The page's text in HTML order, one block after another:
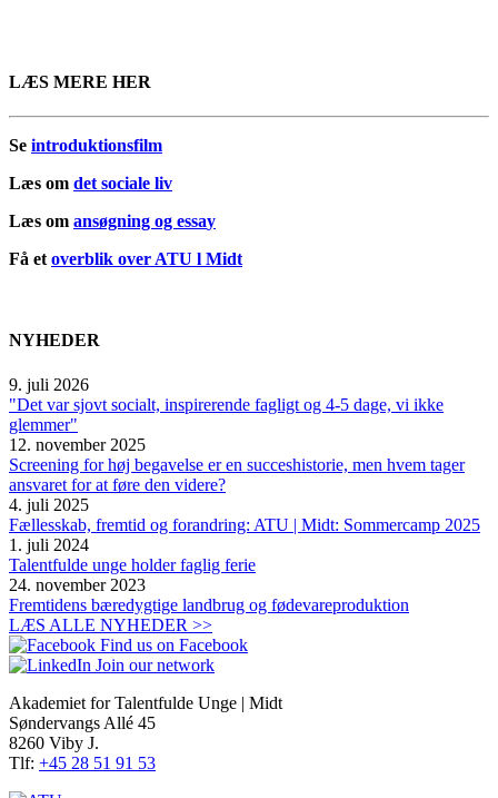
LÆS MERE HER
Se introduktionsfilm
Læs om det sociale liv
Læs om ansøgning og essay
Få et overblik over ATU l Midt
NYHEDER
9. juli 2026
"Det var sjovt socialt, inspirerende fagligt og 4-5 dage, vi ikke
glemmer"
12. november 2025
Screening for høj begavelse er en succeshistorie, men hvem tager
ansvaret for at føre den videre?
4. juli 2025
Fællesskab, fremtid og forandring: ATU | Midt: Sommercamp 2025
1. juli 2024
Talentfulde unge holder faglig ferie
24. november 2023
Fremtidens bæredygtige landbrug og fødevareproduktion
LÆS ALLE NYHEDER >>
Find us on Facebook
Join our network
Akademiet for Talentfulde Unge | Midt
Søndervangs Allé 45
8260 Viby J.
Tlf: +45 28 51 91 53